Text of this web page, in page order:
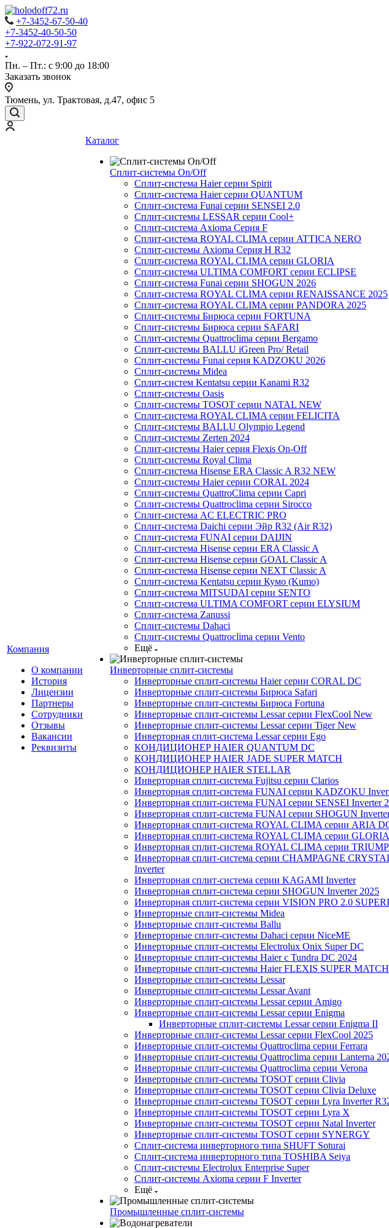
+7-3452-67-50-40
+7-3452-40-50-50
+7-922-072-91-97
Пн. – Пт.: с 9:00 до 18:00
Заказать звонок
Тюмень, ул. Трактовая, д.47, офис 5
Компания
О компании
История
Лицензии
Партнеры
Сотрудники
Отзывы
Вакансии
Реквизиты
Каталог
Сплит-системы On/Off
Сплит-система Haier серии Spirit
Сплит-система Haier серии QUANTUM
Сплит-система Funai серии SENSEI 2.0
Сплит-системы LESSAR серии Cool+
Сплит-система Axioma Серия F
Сплит-система ROYAL CLIMA серии ATTICA NERO
Сплит-системы Axioma Серия H R32
Сплит-система ROYAL CLIMA серии GLORIA
Сплит-система ULTIMA COMFORT серии ECLIPSE
Сплит-система Funai серии SHOGUN 2026
Сплит-система ROYAL CLIMA серии RENAISSANCE 2025
Сплит-система ROYAL CLIMA серии PANDORA 2025
Сплит-системы Бирюса серии FORTUNA
Сплит-системы Бирюса серии SAFARI
Сплит-системы Quattroclima серии Bergamo
Сплит-системы BALLU iGreen Pro/ Retail
Сплит-системы Funai серия KADZOKU 2026
Сплит-системы Midea
Сплит-систем Kentatsu серии Kanami R32
Сплит-системы Oasis
Сплит-системы TOSOT серии NATAL NEW
Сплит-система ROYAL CLIMA серии FELICITA
Сплит-системы BALLU Olympio Legend
Сплит-системы Zerten 2024
Сплит-системы Haier серия Flexis On-Off
Сплит-системы Royal Clima
Сплит-система Hisense ERA Classic A R32 NEW
Сплит-системы Haier cерии CORAL 2024
Сплит-системы QuattroClima серии Capri
Сплит-системы Quattroclima серии Sirocco
Сплит-система AC ELECTRIC PRO
Сплит-система Daichi серии Эйр R32 (Air R32)
Сплит-система FUNAI серии DAIJIN
Сплит-система Hisense серии ERA Classic A
Сплит-система Hisense серии GOAL Classic A
Сплит-система Hisense серии NEXT Classic A
Сплит-система Kentatsu серии Кумо (Kumo)
Сплит-система MITSUDAI серии SENTO
Сплит-система ULTIMA COMFORT серии ELYSIUM
Сплит-система Zanussi
Сплит-системы Dahaci
Сплит-системы Quattroclima серии Vento
Ещё
Инверторные сплит-системы
Инверторные сплит-системы Haier серии CORAL DC
Инверторные сплит-системы Бирюса Safari
Инверторные сплит-системы Бирюса Fortuna
Инверторные сплит-системы Lessar серии FlexCool New
Инверторные сплит-системы Lessar серии Tiger New
Инверторная сплит-система Lessar серии Ego
КОНДИЦИОНЕР HAIER QUANTUM DC
КОНДИЦИОНЕР HAIER JADE SUPER MATCH
КОНДИЦИОНЕР HAIER STELLAR
Инверторная сплит-система Fujitsu серии Clarios
Инверторная сплит-система FUNAI серии KADZOKU
Инверторная сплит-система FUNAI серии SENSEI Inverter
Инверторная сплит-система FUNAI серии SHOGUN
Инверторная сплит-система ROYAL CLIMA серии ARIA
Инверторная сплит-система ROYAL CLIMA серии
Инверторная сплит-система ROYAL CLIMA серии
Инверторная сплит-система серии CHAMPAGNE
Inverter
Инверторная сплит-система серии KAGAMI Inverter
Инверторная сплит-система серии SHOGUN Inverter 2025
Инверторная сплит-система серии VISION PRO 2.0
Инверторные сплит-системы Midea
Инверторные сплит-системы Ballu
Инверторные сплит-системы Dahaci серии NiceME
Инверторные сплит-системы Electrolux Onix Super DC
Инверторные сплит-системы Haier c Tundra DC 2024
Инверторные сплит-системы Haier FLEXIS SUPER MATCH
Инверторные сплит-системы Lessar
Инверторные сплит-системы Lessar Avant
Инверторные сплит-системы Lessar серии Amigo
Инверторные сплит-системы Lessar серии Enigma
Инверторные сплит-системы Lessar серии Enigma II
Инверторные сплит-системы Lessar серии FlexCool 2025
Инверторные сплит-системы Quattroclima серии Ferrara
Инверторные сплит-системы Quattroclima серии Lanterna
Инверторные сплит-системы Quattroclima серии Verona
Инверторные сплит-системы TOSOT серии Clivia
Инверторные сплит-системы TOSOT серии Clivia Deluxe
Инверторные сплит-системы TOSOT серии Lyra Inverter
Инверторные сплит-системы TOSOT серии Lyra X
Инверторные сплит-системы TOSOT серии Natal Inverter
Инверторные сплит-системы TOSOT серии SYNERGY
Сплит-система инверторного типа SHUFT Soturai
Сплит-система инверторного типа TOSHIBA Seiya
Сплит-системы Electrolux Enterprise Super
Сплит-системы Axioma серии F Inverter
Ещё
Промышленные сплит-системы